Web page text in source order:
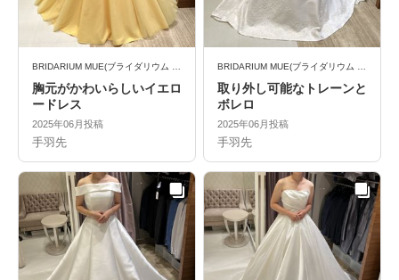
胸元がかわいらしいイエロ
ードレス
2025年06月投稿
手羽先
取り外し可能なトレーンと
ボレロ
2025年06月投稿
手羽先